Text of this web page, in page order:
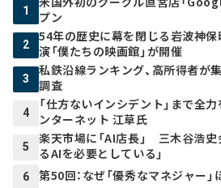
1
プン
2
54年の歴史に幕を閉じる岩波神保
演「僕たちの映画館」が開催
3
私鉄沿線ランキング、高所得者
調査
4
「仕方ないインシデント」まで全
ンターネット 江草氏
5
楽天市場に「AI店長」 三木谷浩史
るAIを必要としている」
6 第50回：なぜ「優秀なマネジャー